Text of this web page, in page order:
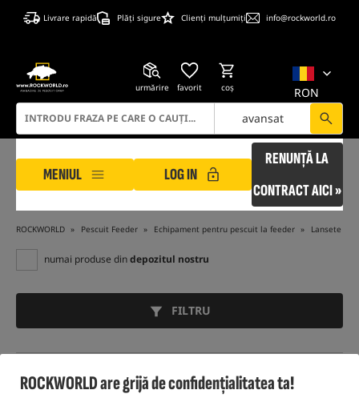
ROCKWORLD are grijă de confidențialitatea ta!
Livrare rapidă Plăți sigure Clienți mulțumiți info@rockworld.ro
RON
urmărire favorit coş
avansat
MENIUL LOG IN
RENUNȚĂ LA
CONTRACT AICI »
ROCKWORLD Pescuit Feeder Echipament pentru pescuit la feeder Lansete
numai produse dindepozitul nostru
FILTRU
GURU